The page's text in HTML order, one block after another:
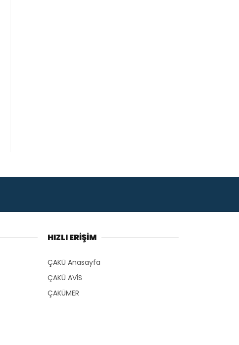
HIZLI ERİŞİM
ÇAKÜ Anasayfa
ÇAKÜ AVİS
ÇAKÜMER